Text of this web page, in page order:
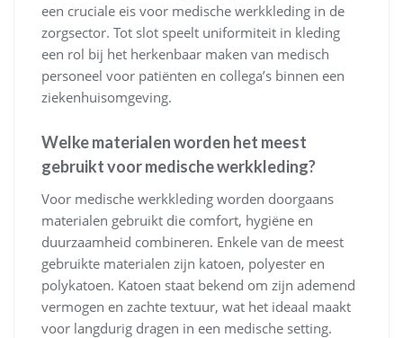
een cruciale eis voor medische werkkleding in de
zorgsector. Tot slot speelt uniformiteit in kleding
een rol bij het herkenbaar maken van medisch
personeel voor patiënten en collega’s binnen een
ziekenhuisomgeving.
Welke materialen worden het meest
gebruikt voor medische werkkleding?
Voor medische werkkleding worden doorgaans
materialen gebruikt die comfort, hygiëne en
duurzaamheid combineren. Enkele van de meest
gebruikte materialen zijn katoen, polyester en
polykatoen. Katoen staat bekend om zijn ademend
vermogen en zachte textuur, wat het ideaal maakt
voor langdurig dragen in een medische setting.